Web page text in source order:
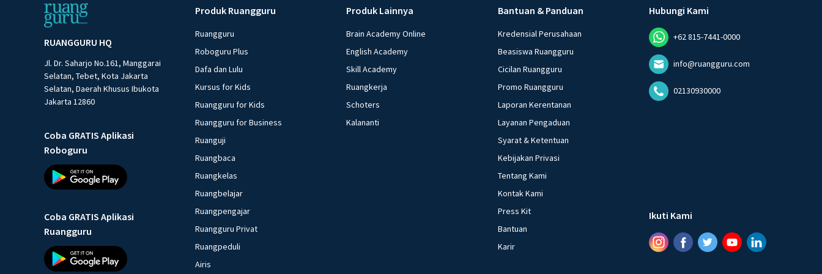
RUANGGURU HQ
Jl. Dr. Saharjo No.161, Manggarai
Selatan, Tebet, Kota Jakarta
Selatan, Daerah Khusus Ibukota
Jakarta 12860
Coba GRATIS Aplikasi
Roboguru
Coba GRATIS Aplikasi
Ruangguru
Produk Ruangguru
Ruangguru
Roboguru Plus
Dafa dan Lulu
Kursus for Kids
Ruangguru for Kids
Ruangguru for Business
Ruanguji
Ruangbaca
Ruangkelas
Ruangbelajar
Ruangpengajar
Ruangguru Privat
Ruangpeduli
Airis
Produk Lainnya
Brain Academy Online
English Academy
Skill Academy
Ruangkerja
Schoters
Kalananti
Bantuan & Panduan
Kredensial Perusahaan
Beasiswa Ruangguru
Cicilan Ruangguru
Promo Ruangguru
Laporan Kerentanan
Layanan Pengaduan
Syarat & Ketentuan
Kebijakan Privasi
Tentang Kami
Kontak Kami
Press Kit
Bantuan
Karir
Hubungi Kami
+62 815-7441-0000
info@ruangguru.com
02130930000
Ikuti Kami